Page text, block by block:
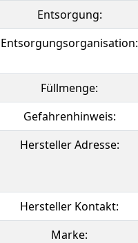
Entsorgung:
Entsorgungsorganisation:
Füllmenge:
Gefahrenhinweis:
Hersteller Adresse:
Hersteller Kontakt:
Marke: